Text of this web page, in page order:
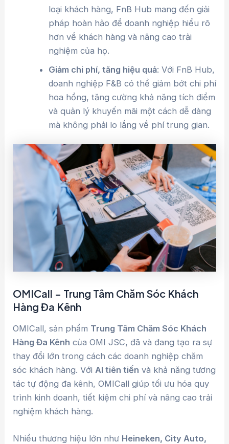
loại khách hàng, FnB Hub mang đến giải
pháp hoàn hảo để doanh nghiệp hiểu rõ
hơn về khách hàng và nâng cao trải
nghiệm của họ.
Giảm chi phí, tăng hiệu quả: Với FnB Hub,
doanh nghiệp F&B có thể giảm bớt chi phí
hoa hồng, tăng cường khả năng tích điểm
và quản lý khuyến mãi một cách dễ dàng
mà không phải lo lắng về phí trung gian.
OMICall – Trung Tâm Chăm Sóc Khách
Hàng Đa Kênh
OMICall, sản phẩm Trung Tâm Chăm Sóc Khách
Hàng Đa Kênh của OMI JSC, đã và đang tạo ra sự
thay đổi lớn trong cách các doanh nghiệp chăm
sóc khách hàng. Với AI tiên tiến và khả năng tương
tác tự động đa kênh, OMICall giúp tối ưu hóa quy
trình kinh doanh, tiết kiệm chi phí và nâng cao trải
nghiệm khách hàng.
Nhiều thương hiệu lớn như Heineken, City Auto,